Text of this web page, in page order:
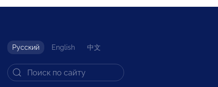
Русский English 中文